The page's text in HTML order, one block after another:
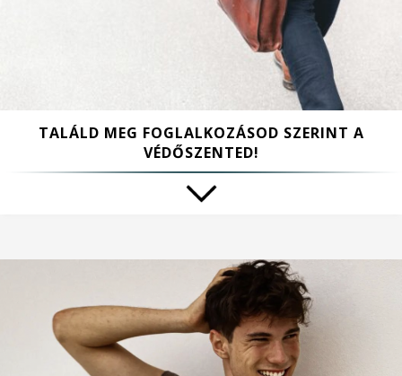
TALÁLD MEG FOGLALKOZÁSOD SZERINT A
VÉDŐSZENTED!